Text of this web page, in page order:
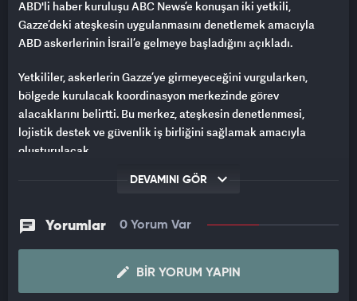
ABD'li haber kuruluşu ABC News’e konuşan iki yetkili,
Gazze’deki ateşkesin uygulanmasını denetlemek amacıyla
ABD askerlerinin İsrail’e gelmeye başladığını açıkladı.
Yetkililer, askerlerin Gazze’ye girmeyeceğini vurgularken,
bölgede kurulacak koordinasyon merkezinde görev
alacaklarını belirtti. Bu merkez, ateşkesin denetlenmesi,
lojistik destek ve güvenlik iş birliğini sağlamak amacıyla
oluşturulacak.
Açıklamalara göre, toplam 200 ABD askeri, ulaşım, planlama,
personelden oluşuyor. Askerler; diğer ülkelerin temsilcileri,
özel sektör kuruluşları ve sivil toplum örgütleri ile koordineli
Ayrıca, ABD Merkez Kuvvetler Komutanlığı'nın (CENTCOM)
DEVAMINI GÖR
Yorumlar 0 Yorum Var
BIR YORUM YAPIN